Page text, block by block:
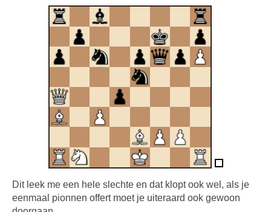
Dit leek me een hele slechte en dat klopt ook wel, als je
eenmaal pionnen offert moet je uiteraard ook gewoon